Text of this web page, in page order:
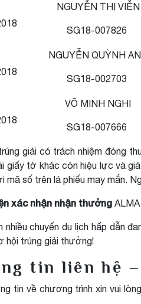
NGUYỄN THỊ VIỄN
SG18-007826
NGUYỄN QUỲNH
SG18-002703
VÕ MINH NGHI
SG18-007666
giải có trách nhiệm đóng
giấy tờ khác còn hiệu lực và
mã số trên lá phiếu may mắn.
xác nhận nhận thưởng
nhiều chuyến du lịch hấp dẫn
hội trúng giải thưởng!
tin liên hệ
tin về chương trình xin vui